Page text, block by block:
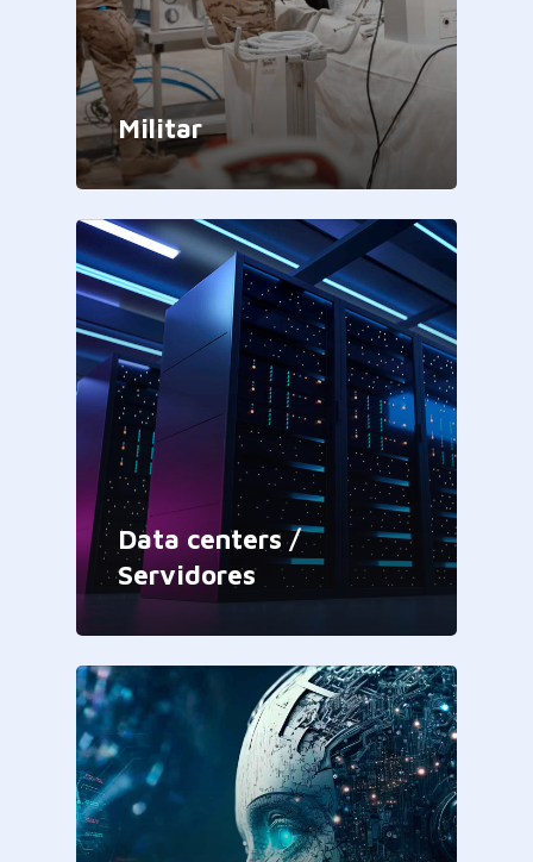
Militar
Data centers /
Servidores